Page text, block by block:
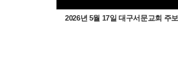
2026년 5월 17일 대구서문교회 주보